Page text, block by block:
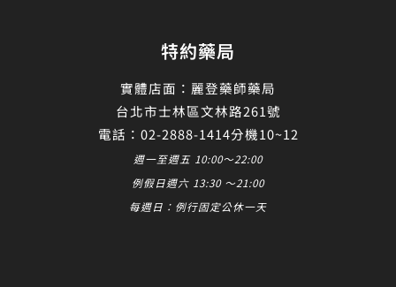
特約藥局
實體店面：麗登藥師藥局
台北市士林區文林路261號
電話：02-2888-1414分機10~12
週一至週五 10:00～22:00
例假日週六 13:30 ～21:00
每週日：例行固定公休一天